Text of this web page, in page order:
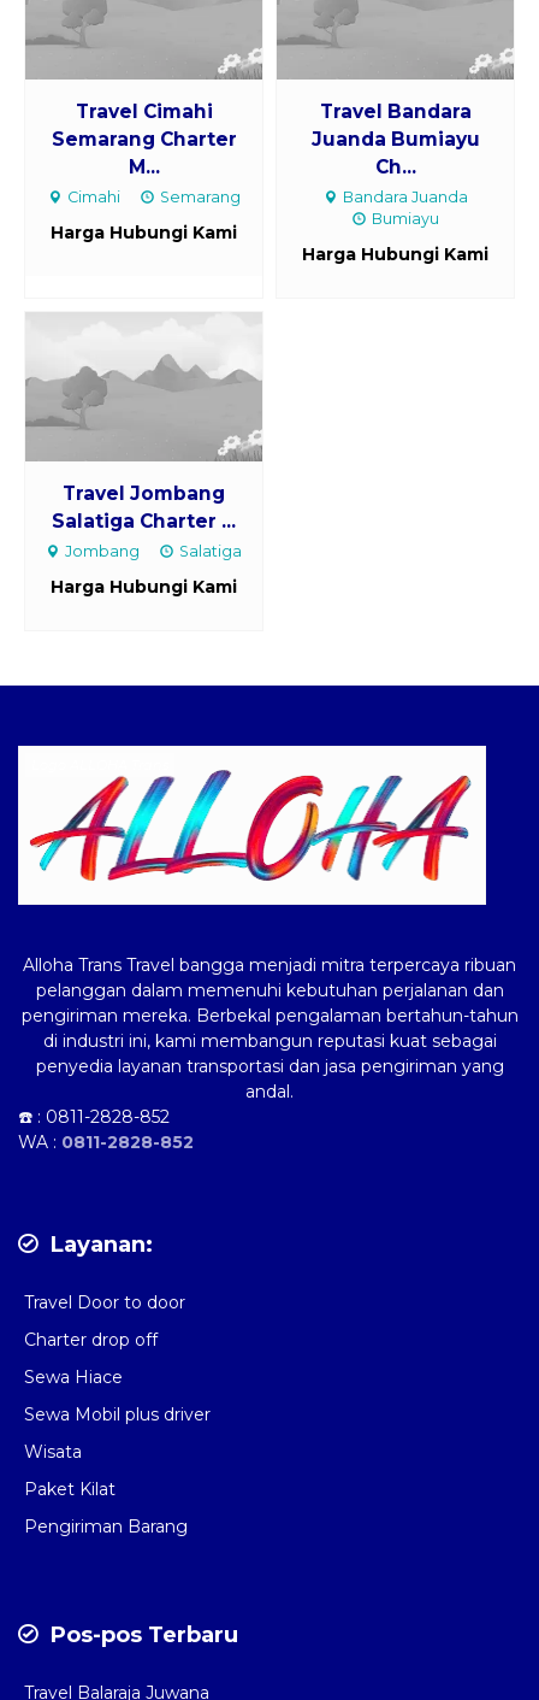
Travel Cimahi
Semarang Charter
M...
Cimahi Semarang
Harga Hubungi Kami
Travel Bandara
Juanda Bumiayu
Ch...
Bandara Juanda
Bumiayu
Harga Hubungi Kami
Travel Jombang
Salatiga Charter ...
Jombang Salatiga
Harga Hubungi Kami
Alloha Trans Travel bangga menjadi mitra terpercaya ribuan
pelanggan dalam memenuhi kebutuhan perjalanan dan
pengiriman mereka. Berbekal pengalaman bertahun-tahun
di industri ini, kami membangun reputasi kuat sebagai
penyedia layanan transportasi dan jasa pengiriman yang
andal.
☎️ : 0811-2828-852
WA : 0811-2828-852
Layanan:
Travel Door to door
Charter drop off
Sewa Hiace
Sewa Mobil plus driver
Wisata
Paket Kilat
Pengiriman Barang
Pos-pos Terbaru
Travel Balaraja Juwana